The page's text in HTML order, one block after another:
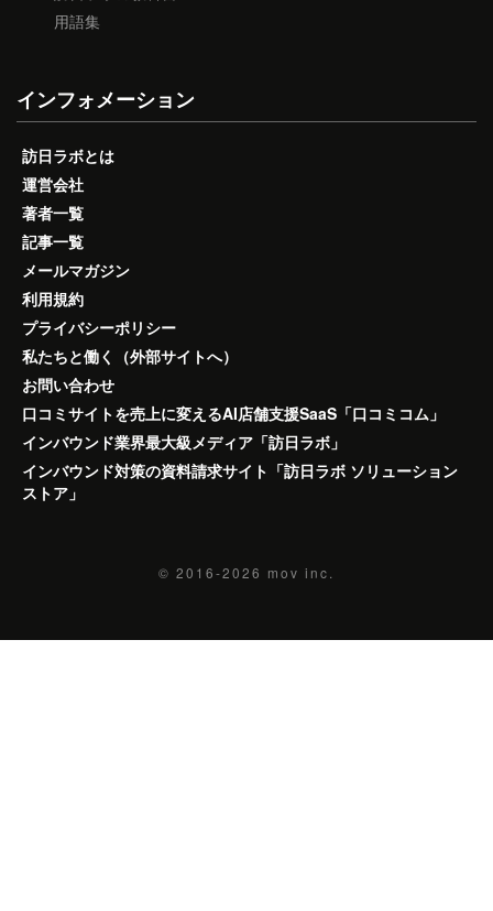
用語集
インフォメーション
訪日ラボとは
運営会社
著者一覧
記事一覧
メールマガジン
利用規約
プライバシーポリシー
私たちと働く（外部サイトへ）
お問い合わせ
口コミサイトを売上に変えるAI店舗支援SaaS「口コミコム」
インバウンド業界最大級メディア「訪日ラボ」
インバウンド対策の資料請求サイト「訪日ラボ ソリューション
ストア」
© 2016-2026 mov inc.